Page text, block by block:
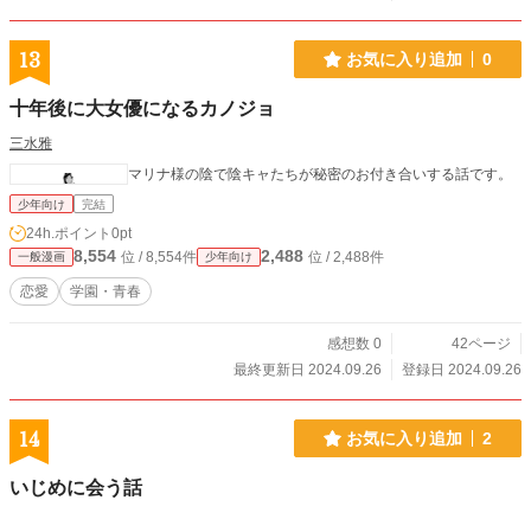
13 お気に入り追加 0
十年後に大女優になるカノジョ
三水雅
マリナ様の陰で陰キャたちが秘密のお付き合いする話です。
少年向け 完結
24h.ポイント 0pt
一般漫画 8,554 位 / 8,554件 少年向け 2,488 位 / 2,488件
恋愛 学園・青春
感想数 0
42ページ
最終更新日 2024.09.26
登録日 2024.09.26
14 お気に入り追加 2
いじめに会う話